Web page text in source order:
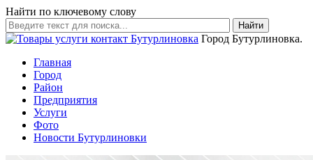
Найти по ключевому слову
Найти
Город Бутурлиновка.
Главная
Город
Район
Предприятия
Услуги
Фото
Новости Бутурлиновки